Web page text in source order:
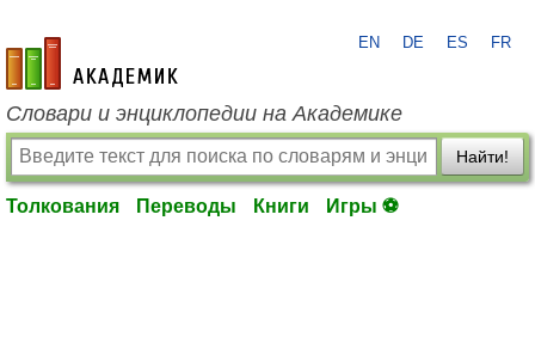
academic.ru
EN DE ES FR
Словари и энциклопедии на Академике
Найти!
Толкования Переводы Книги Игры ⚽